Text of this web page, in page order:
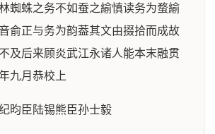
蜘蛛之务不如蚕之緰慎读务为蝥緰
俞正与务为韵葢其文由掇拾而成故
及后来顾炎武江永诸人能本末融贯
九月恭校上
昀臣陆锡熊臣孙士毅